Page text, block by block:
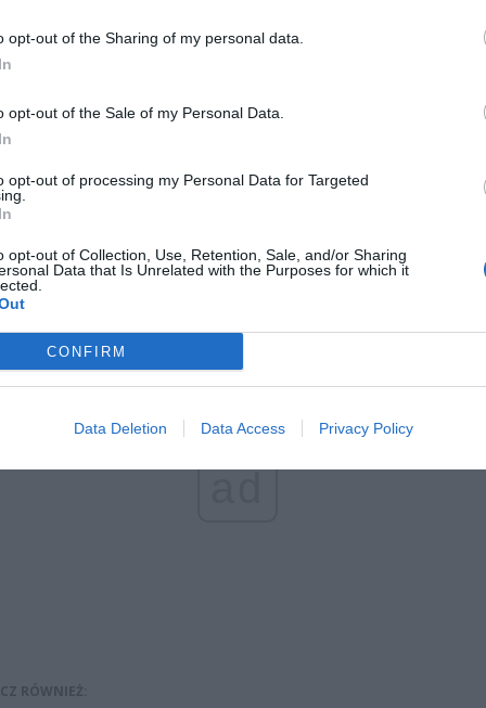
opt-out of the Sharing of my personal data.
opt-out of the Sale of my Personal Data.
opt-out of processing my Personal Data for Targeted
opt-out of Collection, Use, Retention, Sale, and/or Sharing
Data that Is Unrelated with the Purposes for which it
CONFIRM
Data Deletion Data Access Privacy Policy
Fot. Aleksandra
Centrum Bezpieczeństwa wczorajszej nocy w Polsce znaleziono
RÓWNIEŻ: